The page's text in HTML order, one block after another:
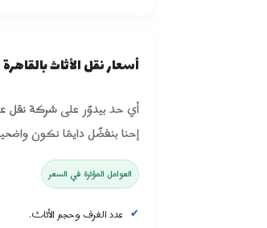
أسعار نقل الأثاث
أي حد بيدوّر علىشركة نقل
إحنا بنفضّل دايمًا نكون
العوامل المؤثرة في السعر
عدد الغرف وحجم الأثاث.